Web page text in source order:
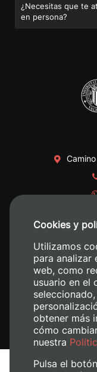
¿Necesitas que te
en persona?
Cookies y
Utilizamos
para analizar
web, como
usuario en el
obtener más
cómo
nuestra
Pulsa el